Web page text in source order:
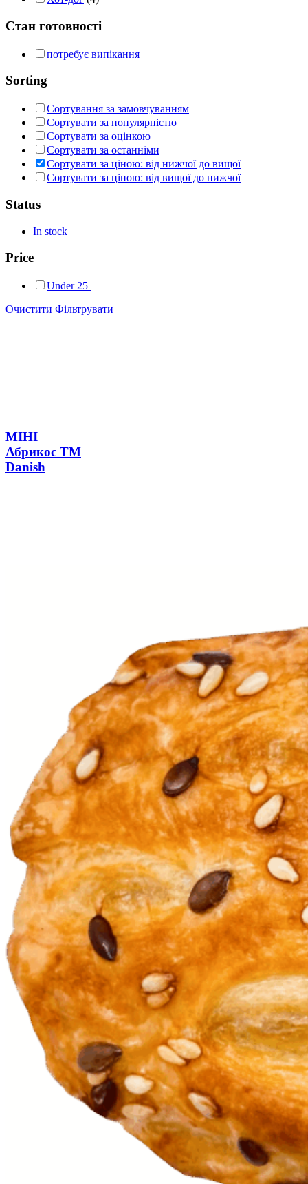
Стан готовності
потребує випікання
Sorting
Сортування за замовчуванням
Сортувати за популярністю
Сортувати за оцінкою
Сортувати за останніми
Сортувати за ціною: від нижчої до вищої
Сортувати за ціною: від вищої до нижчої
Status
In stock
Price
Under 25
Очистити Фільтрувати
МІНІ
Абрикос ТМ
Danish